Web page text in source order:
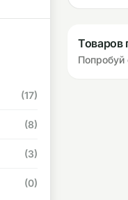
(17)
(8)
(3)
(0)
Товаров
Попробуй